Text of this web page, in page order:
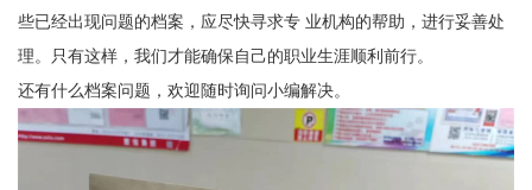
些已经出现问题的档案，应尽快寻求专 业机构的帮助，进行妥善处
理。只有这样，我们才能确保自己的职业生涯顺利前行。
还有什么档案问题，欢迎随时询问小编解决。